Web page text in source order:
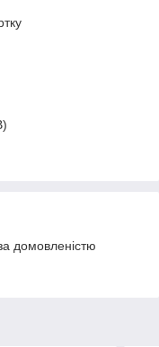
домовленістю